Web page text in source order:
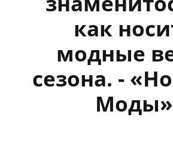
как
модные
сезона. -
Моды»